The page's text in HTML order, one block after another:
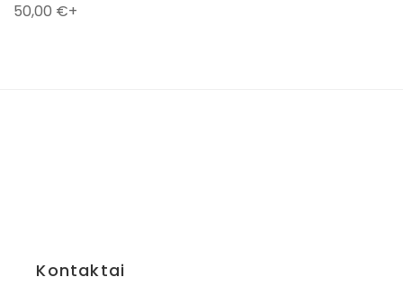
Vokai
50,00 €+
Kontaktai